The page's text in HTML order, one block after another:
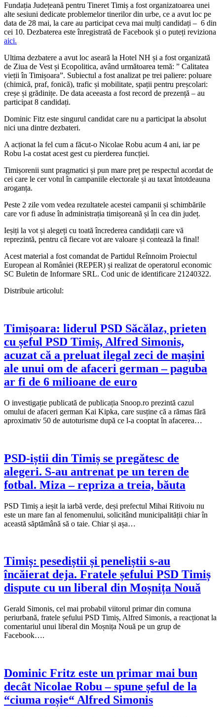
Fundația Județeană pentru Tineret Timiș a fost organizatoarea unei
alte sesiuni dedicate problemelor tinerilor din urbe, ce a avut loc pe
data de 28 mai, la care au participat ceva mai mulți candidați – 6 din
cei 10. Dezbaterea este înregistrată de Facebook și o puteți reviziona
aici.
Ultima dezbatere a avut loc aseară la Hotel NH și a fost organizată
de Ziua de Vest și Ecopolitica, având următoarea temă: ” Calitatea
vieții în Timișoara”. Subiectul a fost analizat pe trei paliere: poluare
(chimică, praf, fonică), trafic și mobilitate, spații pentru preșcolari:
creșe și grădinițe. De data aceeasta a fost record de prezență – au
participat 8 candidați.
Dominic Fitz este singurul candidat care nu a participat la absolut
nici una dintre dezbateri.
A acționat la fel cum a făcut-o Nicolae Robu acum 4 ani, iar pe
Robu l-a costat acest gest cu pierderea funcției.
Timișorenii sunt pragmatici și pun mare preț pe respectul acordat de
cei care le cer votul în campaniile electorale și au taxat întotdeauna
aroganța.
Peste 2 zile vom vedea rezultatele acestei campanii și schimbările
care vor fi aduse în administrația timișoreană și în cea din județ.
Ieșiți la vot și alegeți cu toată încrederea candidații care vă
reprezintă, pentru că fiecare vot are valoare și contează la final!
Acest material a fost comandat de Partidul Reînnoim Proiectul
European al României (REPER) și realizat de operatorul economic
SC Buletin de Informare SRL. Cod unic de identificare 21240322.
Distribuie articolul:
Timișoara: liderul PSD Săcălaz, prieten
cu șeful PSD Timiș, Alfred Simonis,
acuzat că a preluat ilegal zeci de mașini
ale unui om de afaceri german – paguba
ar fi de 6 milioane de euro
O investigație publicată de publicația Snoop.ro prezintă cazul
omului de afaceri german Kai Kipka, care susține că a rămas fără
aproximativ 50 de autoturisme după ce l-a cooptat în afacerea…
PSD-iștii din Timiș se pregătesc de
alegeri. S-au antrenat pe un teren de
fotbal. Miza – repriza a treia, băuta
PSD Timiș a ieșit la iarbă verde, deși prefectul Mihai Ritivoiu nu
este un mare fan al fenomenului, solicitând municipalității chiar în
această săptămână să o taie. Chiar și așa…
Timiș: pesediștii și peneliștii s-au
încăierat deja. Fratele șefului PSD Timiș
dispute cu un liberal din Moșnița Nouă
Gerald Simonis, cel mai probabil viitorul primar din comuna
periurbană, fratele șefului PSD Timiș, Alfred Simonis, a reacționat la
comentariul unui liberal din Moșnița Nouă pe un grup de
Facebook….
Dominic Fritz este un primar mai bun
decât Nicolae Robu – spune șeful de la
“ciuma roșie“ Alfred Simonis